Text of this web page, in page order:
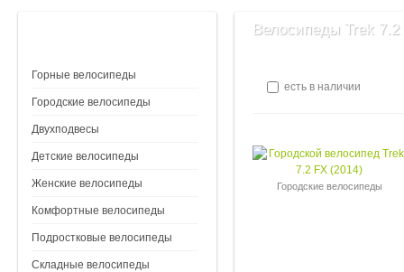
Горные велосипеды
Городские велосипеды
Двухподвесы
Детские велосипеды
Женские велосипеды
Комфортные велосипеды
Подростковые велосипеды
Складные велосипеды
Велосипеды Trek 7.2
есть в наличии
Городские велосипеды